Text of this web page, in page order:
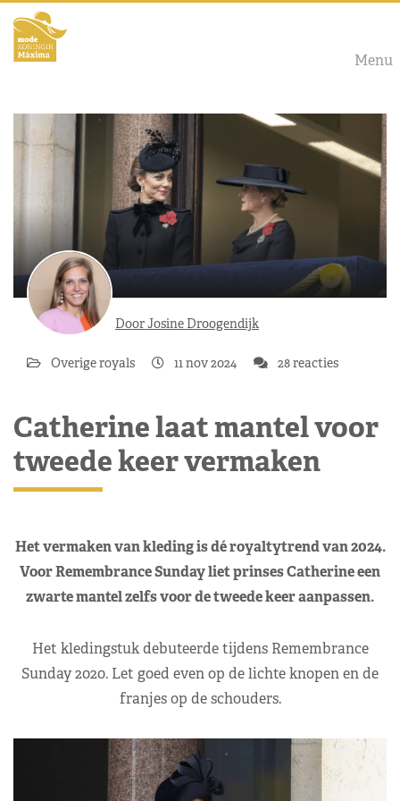
Menu
Door Josine Droogendijk
Overige royals 11 nov 2024 28 reacties
Catherine laat mantel voor
tweede keer vermaken
Het vermaken van kleding is dé royaltytrend van 2024.
Voor Remembrance Sunday liet prinses Catherine een
zwarte mantel zelfs voor de tweede keer aanpassen.
Het kledingstuk debuteerde tijdens Remembrance
Sunday 2020. Let goed even op de lichte knopen en de
franjes op de schouders.